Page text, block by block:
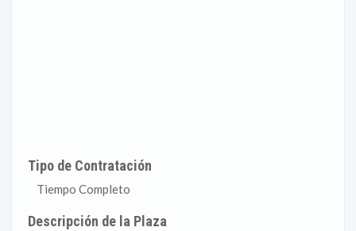
Tipo de Contratación
Tiempo Completo
Descripción de la Plaza